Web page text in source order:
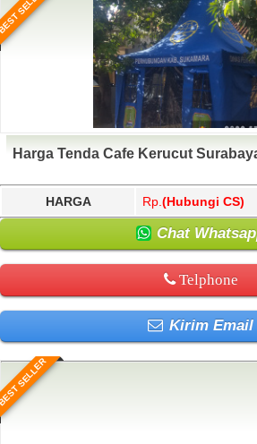
Harga Tenda Cafe Kerucut
HARGA Rp. (Hubungi CS)
Chat
Telphone
Kirim Email
SELLER